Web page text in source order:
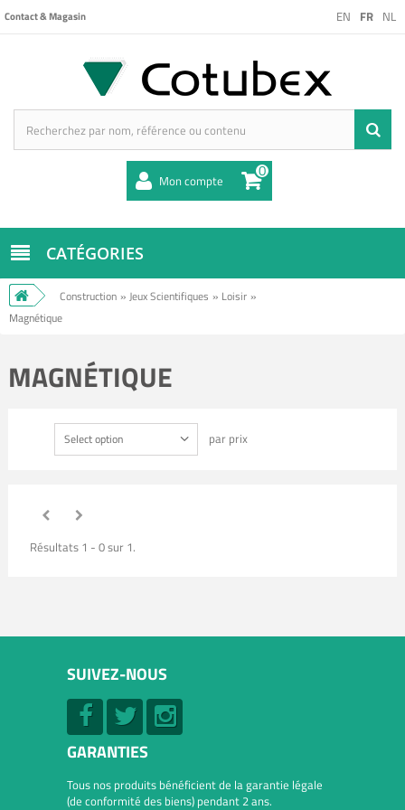
EN FR NL
Contact & Magasin
Mon compte 0
CATÉGORIES
Construction » Jeux Scientifiques » Loisir »
Magnétique
MAGNÉTIQUE
Select option par prix
Résultats 1 - 0 sur 1.
SUIVEZ-NOUS
GARANTIES
Tous nos produits bénéficient de la garantie légale
(de conformité des biens) pendant 2 ans.